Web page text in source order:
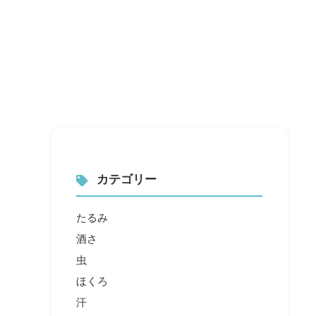
カテゴリー
たるみ
酒さ
虫
ほくろ
汗